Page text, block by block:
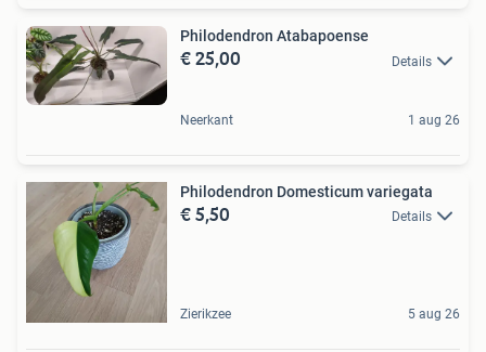
Philodendron Atabapoense
€ 25,00 Details
Neerkant 1 aug 26
Philodendron Domesticum variegata
€ 5,50 Details
Zierikzee 5 aug 26